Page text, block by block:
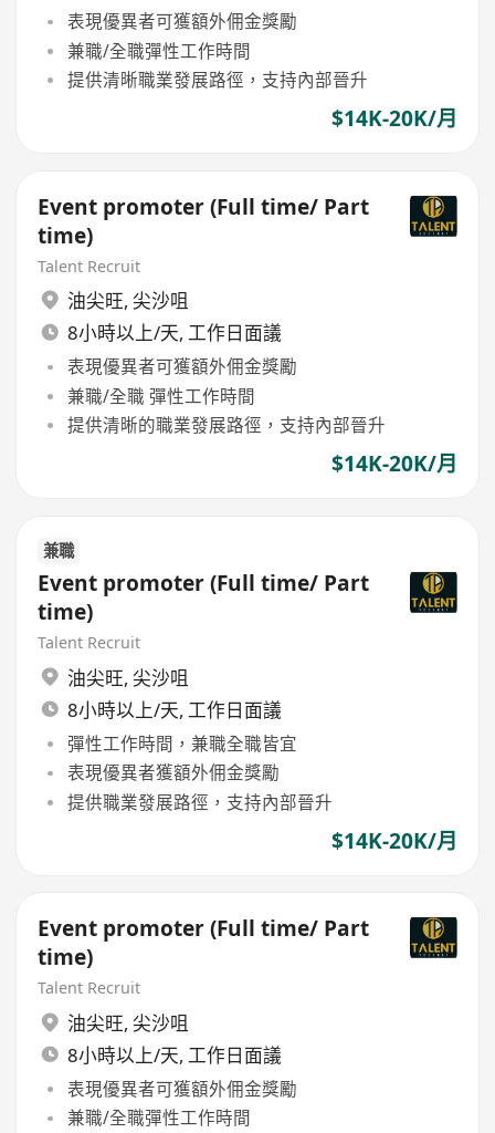
表現優異者可獲額外佣金獎勵
兼職/全職彈性工作時間
提供清晰職業發展路徑，支持內部晉升
$14K-20K/月
Event promoter (Full time/ Part
time)
Talent Recruit
油尖旺, 尖沙咀
8小時以上/天, 工作日面議
表現優異者可獲額外佣金獎勵
兼職/全職 彈性工作時間
提供清晰的職業發展路徑，支持內部晉升
$14K-20K/月
兼職
Event promoter (Full time/ Part
time)
Talent Recruit
油尖旺, 尖沙咀
8小時以上/天, 工作日面議
彈性工作時間，兼職全職皆宜
表現優異者獲額外佣金獎勵
提供職業發展路徑，支持內部晉升
$14K-20K/月
Event promoter (Full time/ Part
time)
Talent Recruit
油尖旺, 尖沙咀
8小時以上/天, 工作日面議
表現優異者可獲額外佣金獎勵
兼職/全職彈性工作時間